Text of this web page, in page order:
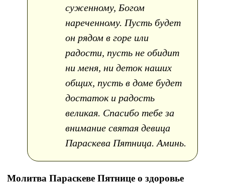
суженному, Богом
нареченному. Пусть будет
он рядом в горе или
радости, пусть не обидит
ни меня, ни деток наших
общих, пусть в доме будет
достаток и радость
великая. Спасибо тебе за
внимание святая девица
Параскева Пятница. Аминь.
Молитва Параскеве Пятнице о здоровье